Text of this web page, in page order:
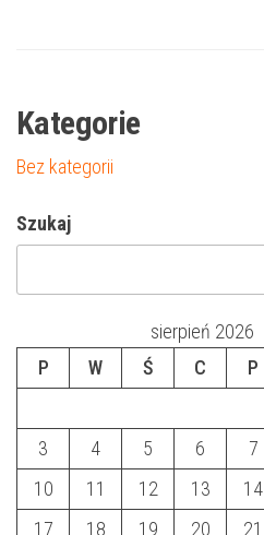
Kategorie
Bez kategorii
Szukaj
sierpień 2026
P
W Ś C P
3
4 5 6 7
10
11 12 13 14
17
18 19 20 21